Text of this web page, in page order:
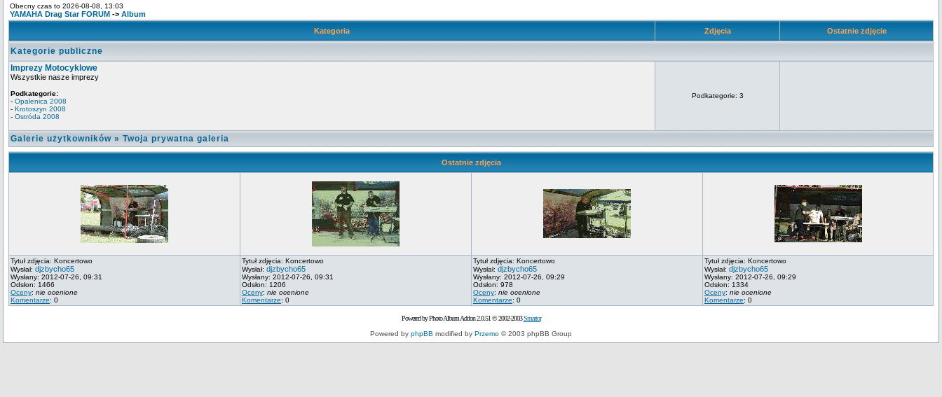
Obecny czas to 2026-08-08, 13:03
YAMAHA Drag Star FORUM -> Album
Kategoria
Zdjęcia Ostatnie zdjęcie
Kategorie publiczne
Imprezy Motocyklowe
Wszystkie nasze imprezy
Podkategorie:
- Opalenica 2008
- Krotoszyn 2008
- Ostróda 2008
Podkategorie: 3
Galerie użytkowników » Twoja prywatna galeria
Ostatnie zdjęcia
Tytuł zdjęcia: Koncertowo
Wysłał: djzbycho65
Wysłany: 2012-07-26, 09:31
Odsłon: 1466
Oceny: nie ocenione
Komentarze: 0
Tytuł zdjęcia: Koncertowo
Wysłał: djzbycho65
Wysłany: 2012-07-26, 09:31
Odsłon: 1206
Oceny: nie ocenione
Komentarze: 0
Tytuł zdjęcia: Koncertowo
Wysłał: djzbycho65
Wysłany: 2012-07-26, 09:29
Odsłon: 978
Oceny: nie ocenione
Komentarze: 0
Tytuł zdjęcia: Koncertowo
Wysłał: djzbycho65
Wysłany: 2012-07-26, 09:29
Odsłon: 1334
Oceny: nie ocenione
Komentarze: 0
Powered by Photo Album Addon 2.0.51 © 2002-2003Smartor
Powered by phpBB modified by Przemo © 2003 phpBB Group